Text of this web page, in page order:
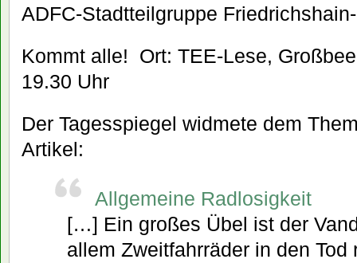
ADFC-Stadtteilgruppe
Kommt alle! Ort: TEE-Lese,
19.30 Uhr
Der Tagesspiegel widmete dem
Artikel:
Allgemeine Radlosigkeit
[…] Ein großes Übel ist der
allem Zweitfahrräder in den